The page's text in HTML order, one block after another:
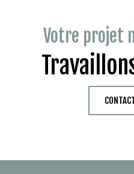
Votre projet